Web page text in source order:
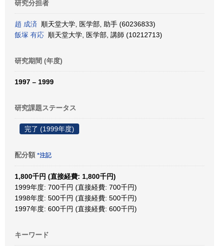
研究分担者
趙 成済 順天堂大学, 医学部, 助手 (60236833)
飯塚 有応 順天堂大学, 医学部, 講師 (10212713)
研究期間 (年度)
1997 – 1999
研究課題ステータス
完了 (1999年度)
配分額 *注記
1,800千円 (直接経費: 1,800千円)
1999年度: 700千円 (直接経費: 700千円)
1998年度: 500千円 (直接経費: 500千円)
1997年度: 600千円 (直接経費: 600千円)
キーワード